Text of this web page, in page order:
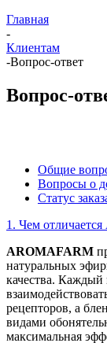
Главная
-
Клиентам
-Вопрос-ответ
Вопрос-
Общие
Вопросы о
Статус
1. Чем
AROMAFARM
натуральных
качества. Каждый
рецепторов, а
видами
максимальная